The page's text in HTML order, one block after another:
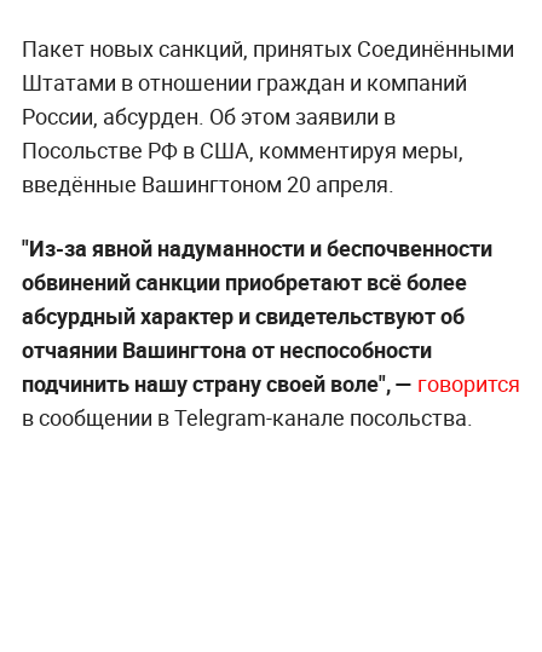
Пакет новых санкций, принятых Соединёнными
Штатами в отношении граждан и компаний
России, абсурден. Об этом заявили в
Посольстве РФ в США, комментируя меры,
введённые Вашингтоном 20 апреля.
"Из-за явной надуманности и беспочвенности
обвинений санкции приобретают всё более
абсурдный характер и свидетельствуют об
отчаянии Вашингтона от неспособности
подчинить нашу страну своей воле", — говорится
в сообщении в Telegram-канале посольства.